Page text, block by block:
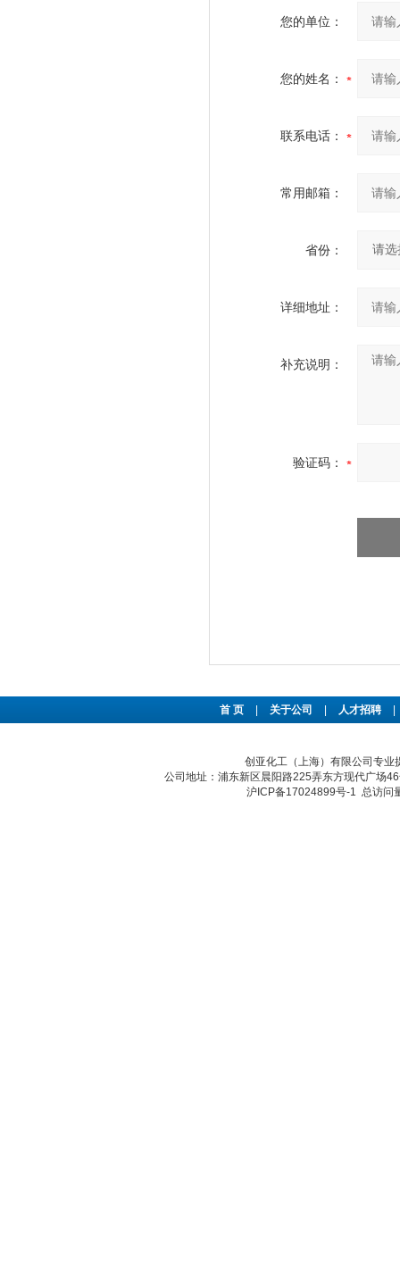
您的单位：
您的姓名：
联系电话：
常用邮箱：
省份：
详细地址：
补充说明：
验证码：
首 页 关于公司 人才招聘
创亚化工（上海）有限公司专业
公司地址：浦东新区晨阳路225弄东方现代广场
沪ICP备17024899号-1 总访问